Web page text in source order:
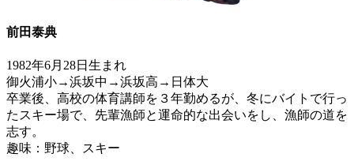
前田泰典
1982年6月28日生まれ
御火浦小→浜坂中→浜坂高→日体大
卒業後、高校の体育講師を３年勤めるが、冬にバイトで行っ
たスキー場で、先輩漁師と運命的な出会いをし、漁師の道を
志す。
趣味：野球、スキー